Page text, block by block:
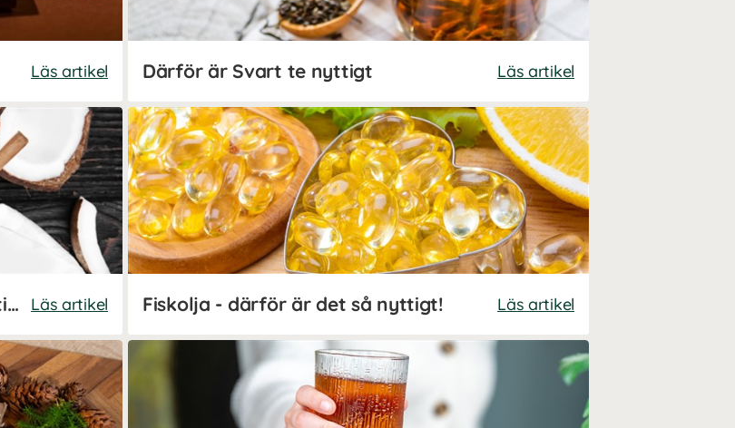
Läs artikel Därför är Svart te nyttigt Läs artikel
Kokossocker - ett nyttigare alternativ till socker Läs artikel Fiskolja - därför är det så nyttigt! Läs artikel